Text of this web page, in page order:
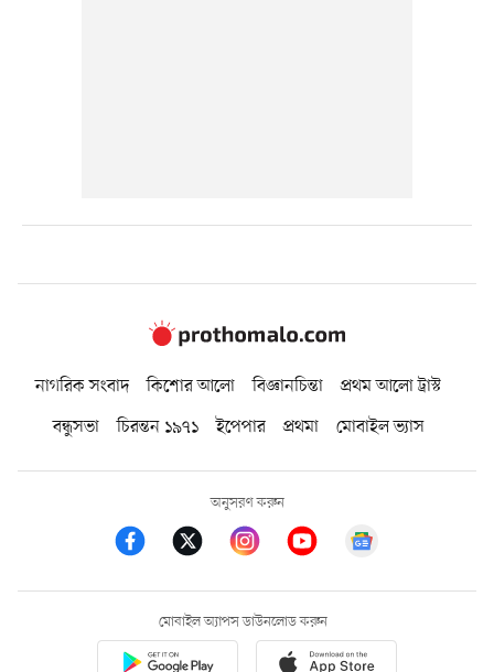
নাগরিক সংবাদ কিশোর আলো বিজ্ঞানচিন্তা
প্রথম আলো ট্রাস্ট
বন্ধুসভা
চিরন্তন ১৯৭১ ইপেপার প্রথমা মোবাইল ভ্যাস
অনুসরণ করুন
মোবাইল অ্যাপস ডাউনলোড করুন